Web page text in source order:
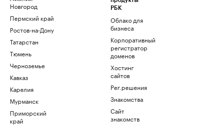
Новгород
Пермский край
Ростов-на-Дону
Татарстан
Тюмень
Черноземье
Кавказ
Карелия
Мурманск
Приморский
край
РБК
Облако для
бизнеса
Корпоративный
регистратор
доменов
Хостинг
сайтов
Рег.решения
Знакомства
Сайт
знакомств